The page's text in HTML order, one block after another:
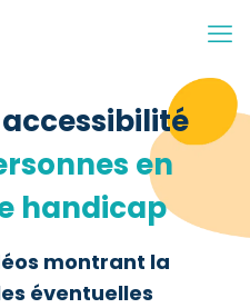
en
handicap
montrant la
éventuelles